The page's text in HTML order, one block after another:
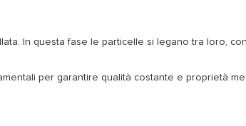
In questa fase le particelle si legano tra loro,
per garantire qualità costante e proprietà